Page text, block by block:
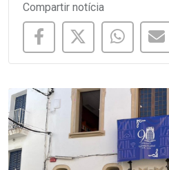
Compartir notícia